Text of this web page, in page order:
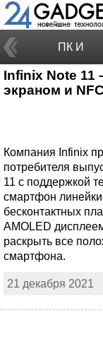
ПК И
НОУТБУКИ
Infinix Note 11
экраном и NFC
Компания Infinix
потребителя
11 с поддержкой
смартфон
бесконтактных
AMOLED
раскрыть все
смартфона.
21 декабря 2021